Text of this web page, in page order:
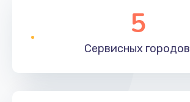
5
Сервисных городов